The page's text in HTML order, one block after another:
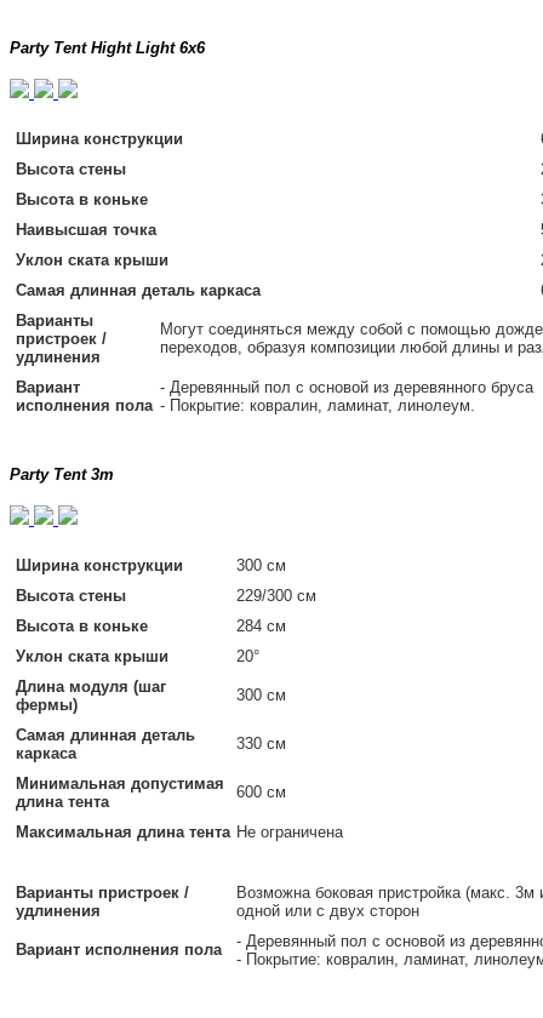
Party Tent Hight Light 6x6
Ширина конструкции
Высота стены
Высота в коньке
Наивысшая точка
Уклон ската крыши
Самая длинная деталь каркаса
Варианты
пристроек /
удлинения
Могут соединяться между собой с помощью
переходов, образуя композиции любой длины и
Вариант
исполнения пола
- Деревянный пол с основой из деревянного бруса
- Покрытие: ковралин, ламинат, линолеум.
Party Tent 3m
Ширина конструкции
300 см
Высота стены
229/300 см
Высота в коньке
284 см
Уклон ската крыши
20°
Длина модуля (шаг
фермы)
300 см
Самая длинная деталь
каркаса
330 см
Минимальная допустимая
длина тента
600 см
Максимальная длина тента Не ограничена
Варианты пристроек /
удлинения
Возможна боковая пристройка (макс.
одной или с двух сторон
Вариант исполнения пола
- Деревянный пол с основой из
- Покрытие: ковралин, ламинат,